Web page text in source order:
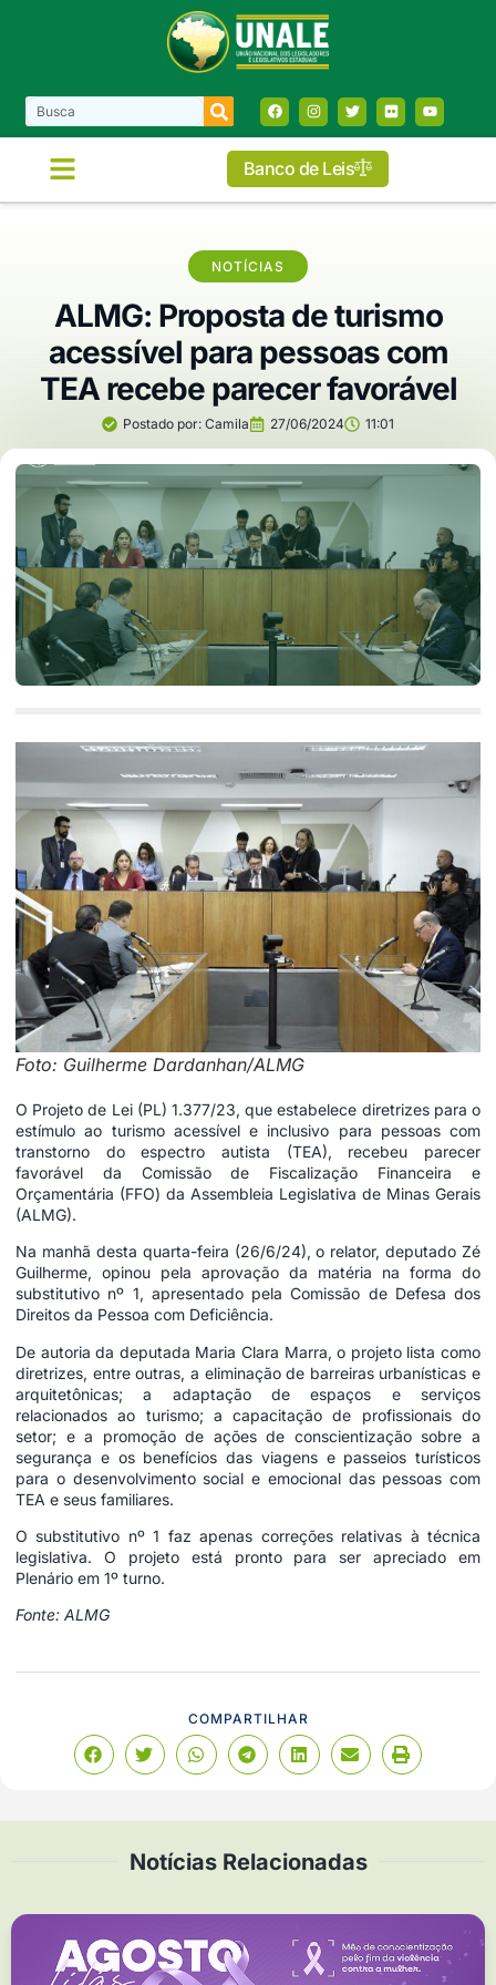
Banco de Leis
NOTÍCIAS
ALMG: Proposta de turismo
acessível para pessoas com
TEA recebe parecer favorável
Postado por: Camila 27/06/2024 11:01
Foto: Guilherme Dardanhan/ALMG
O Projeto de Lei (PL) 1.377/23, que estabelece diretrizes para o
estímulo ao turismo acessível e inclusivo para pessoas com
transtorno do espectro autista (TEA), recebeu parecer
favorável da Comissão de Fiscalização Financeira e
Orçamentária (FFO) da Assembleia Legislativa de Minas Gerais
(ALMG).
Na manhã desta quarta-feira (26/6/24), o relator, deputado Zé
Guilherme, opinou pela aprovação da matéria na forma do
substitutivo nº 1, apresentado pela Comissão de Defesa dos
Direitos da Pessoa com Deficiência.
De autoria da deputada Maria Clara Marra, o projeto lista como
diretrizes, entre outras, a eliminação de barreiras urbanísticas e
arquitetônicas; a adaptação de espaços e serviços
relacionados ao turismo; a capacitação de profissionais do
setor; e a promoção de ações de conscientização sobre a
segurança e os benefícios das viagens e passeios turísticos
para o desenvolvimento social e emocional das pessoas com
TEA e seus familiares.
O substitutivo nº 1 faz apenas correções relativas à técnica
legislativa. O projeto está pronto para ser apreciado em
Plenário em 1º turno.
Fonte: ALMG
COMPARTILHAR
Notícias Relacionadas